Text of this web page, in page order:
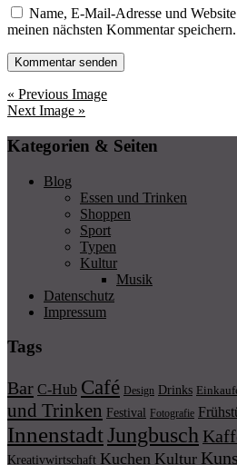
Name, E-Mail-Adresse und
meinen nächsten Kommentar speichern.
« Previous Image
Next Image »
Kategorien & Seiten
Blog
Essen und Trinken
Shoppen
Sport
Typen
Kultur
Musik
Datenschutz
Impressum
Tags
Bar C-Hub Café Design Drinks
und Trinken Festival Fotografie
InnenstadtJungbusch
Kreativwirtschaft Kuchen Kultur